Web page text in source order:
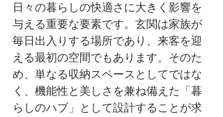
日々の暮らしの快適さに大きく影響を
与える重要な要素です。玄関は家族が
毎日出入りする場所であり、来客を迎
える最初の空間でもあります。そのた
め、単なる収納スペースとしてではな
く、機能性と美しさを兼ね備えた「暮
らしのハブ」として設計することが求